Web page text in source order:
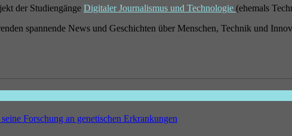
der Studiengänge Digitaler Journalismus und Technologie (ehemals
spannende News und Geschichten über Menschen, Technik und
Forschung an genetischen Erkrankungen